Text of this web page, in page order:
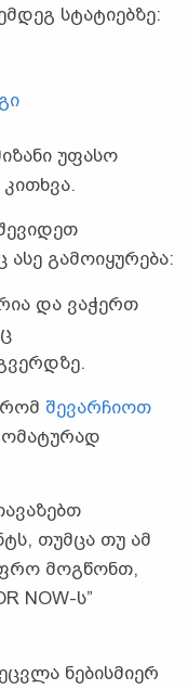
სტატიებზე:
უფასო
გამოიყურება:
და ვაჭერთ
რომ შევარჩიოთ
თუმცა თუ ამ
მოგწონთ,
NOW-ს”
ნებისმიერ